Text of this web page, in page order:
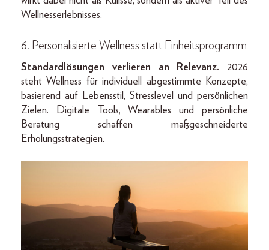
Wellnesserlebnisses.
6. Personalisierte Wellness statt Einheitsprogramm
Standardlösungen verlieren an Relevanz. 2026
steht Wellness für individuell abgestimmte Konzepte,
basierend auf Lebensstil, Stresslevel und persönlichen
Zielen. Digitale Tools, Wearables und persönliche
Beratung schaffen maßgeschneiderte
Erholungsstrategien.